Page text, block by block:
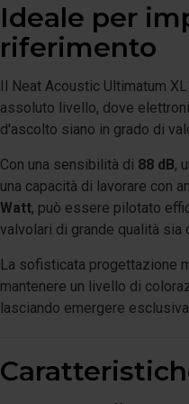
Ideale per
riferimento
Il Neat Acoustic Ultimatum
assoluto livello, dove
d'ascolto siano in grado di
Con una sensibilità di 88 dB,
una capacità di lavorare con
Watt, può essere pilotato
valvolari di grande qualità
La sofisticata progettazione
mantenere un livello di
lasciando emergere